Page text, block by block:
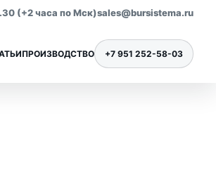
(+2 часа по Мск)sales@bursistema.ru
ПРОИЗВОДСТВО +7 951 252-58-03